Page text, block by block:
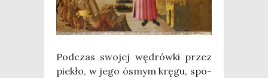
Pod­czas swo­jej wędrów­ki przez
pie­kło, w jego ósmym krę­gu, spo­